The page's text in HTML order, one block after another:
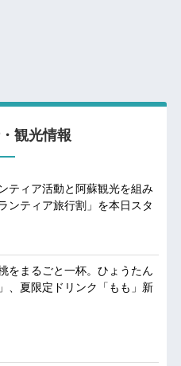
観光情報
ティア活動と阿蘇観光を組み
ンティア旅行割」を本日スタ
をまるごと一杯。ひょうたん
、夏限定ドリンク「もも」新